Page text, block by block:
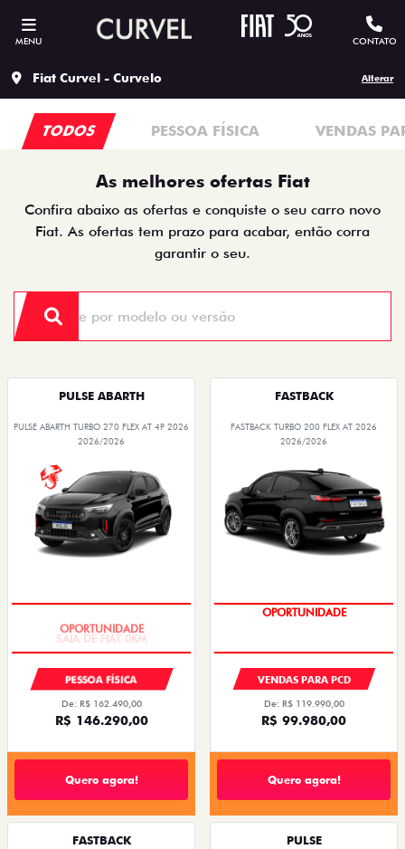
MENU CONTATO
Fiat Curvel - Curvelo Alterar
TODOS PESSOA FÍSICA VENDAS
As melhores ofertas Fiat
Confira abaixo as ofertas e conquiste o seu carro novo
Fiat. As ofertas tem prazo para acabar, então corra
garantir o seu.
PULSE ABARTH
PULSE ABARTH TURBO 270 FLEX AT 4P 2026
2026/2026
PESSOA FÍSICA
De: R$ 162.490,00
R$ 146.290,00
Quero agora!
FASTBACK
FASTBACK TURBO 200 FLEX AT 2026
2026/2026
OPORTUNIDADE
VENDAS PARA PCD
De: R$ 119.990,00
R$ 99.980,00
Quero agora!
FASTBACK PULSE